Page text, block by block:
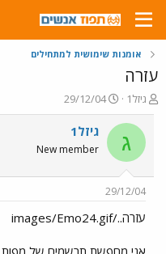
אומנות שימושית למתחילים
עזרה
פ
ו
ת
ח
ה
ש
א
גיזל1
פ
ו
ת
א
ר
י
29/12/04
ג גיזל1
New member
29/12/04
עזרה../images/Emo24.gif